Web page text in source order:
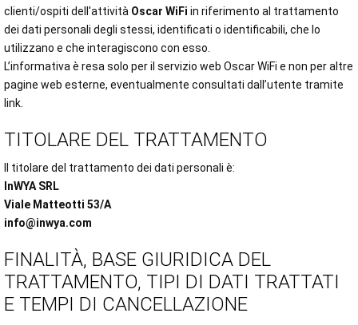
clienti/ospiti dell'attività Oscar WiFi in riferimento al trattamento
dei dati personali degli stessi, identificati o identificabili, che lo
utilizzano e che interagiscono con esso.
L’informativa è resa solo per il servizio web Oscar WiFi e non per altre
pagine web esterne, eventualmente consultati dall’utente tramite
link.
TITOLARE DEL TRATTAMENTO
Il titolare del trattamento dei dati personali è:
InWYA SRL
Viale Matteotti 53/A
info@inwya.com
FINALITÀ, BASE GIURIDICA DEL
TRATTAMENTO, TIPI DI DATI TRATTATI
E TEMPI DI CANCELLAZIONE